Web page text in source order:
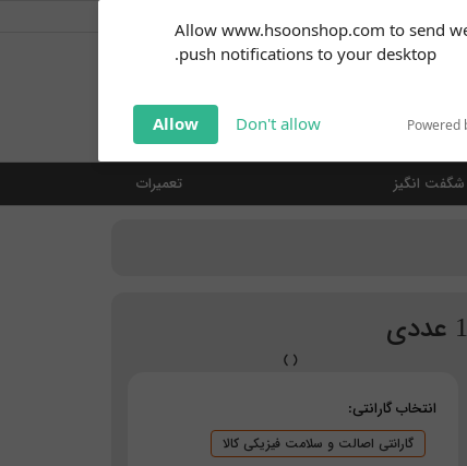
Allow www.hsoonshop.com to send
push notifications to your desktop.
Powered
Don't allow
Allow
notifications!
Click the bell icon to enable
انگیز تعمیرات
انتخاب گارانتی:
گارانتی اصالت و سلامت فیزیکی کالا